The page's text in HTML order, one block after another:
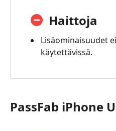
Haittoja
Lisäominaisuudet
käytettävissä.
PassFab iPhone